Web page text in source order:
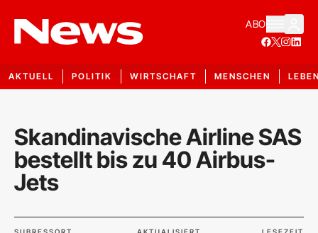
ABO
AKTUELL POLITIK WIRTSCHAFT MENSCHEN
Skandinavische Airline SAS
bestellt bis zu 40 Airbus-
Jets
SUBRESSORT AKTUALISIERT LESEZEIT